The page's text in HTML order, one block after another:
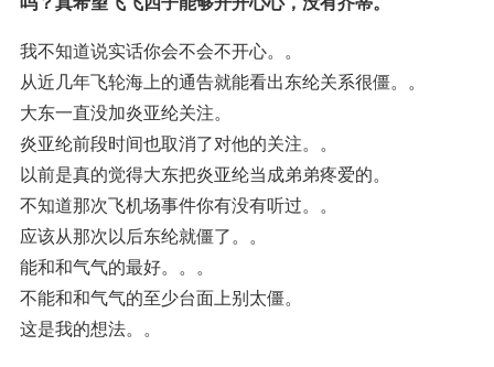
我不知道说实话你会不会不开心。。
从近几年飞轮海上的通告就能看出东纶关系很僵。。
大东一直没加炎亚纶关注。
炎亚纶前段时间也取消了对他的关注。。
以前是真的觉得大东把炎亚纶当成弟弟疼爱的。
不知道那次飞机场事件你有没有听过。。
应该从那次以后东纶就僵了。。
能和和气气的最好。。。
不能和和气气的至少台面上别太僵。
这是我的想法。。